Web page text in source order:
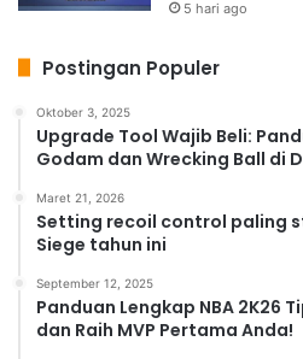
5 hari ago
Postingan Populer
Oktober 3, 2025
Upgrade Tool Wajib Beli:
Godam dan Wrecking Ball di
Maret 21, 2026
Setting recoil control paling
Siege tahun ini
September 12, 2025
Panduan Lengkap NBA 2K26
dan Raih MVP Pertama Anda!